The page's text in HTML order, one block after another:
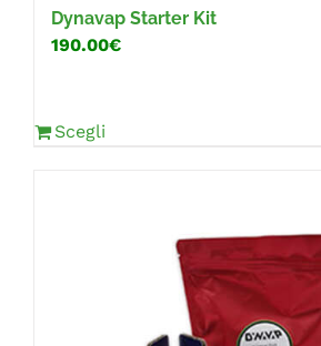
Dynavap Starter Kit
190.00€
Scegli